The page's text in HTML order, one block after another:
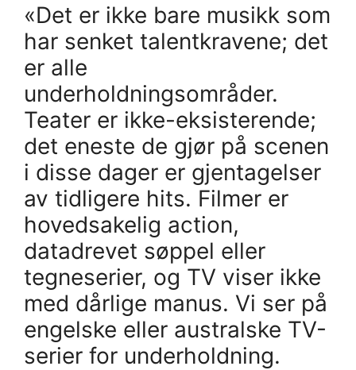
«Det er ikke bare musikk som
har senket talentkravene; det
er alle
underholdningsområder.
Teater er ikke-eksisterende;
det eneste de gjør på scenen
i disse dager er gjentagelser
av tidligere hits. Filmer er
hovedsakelig action,
datadrevet søppel eller
tegneserier, og TV viser ikke
med dårlige manus. Vi ser på
engelske eller australske TV-
serier for underholdning.